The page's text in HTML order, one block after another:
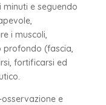
e seguendo
i muscoli,
profondo (fascia,
fortificarsi ed
osservazione e